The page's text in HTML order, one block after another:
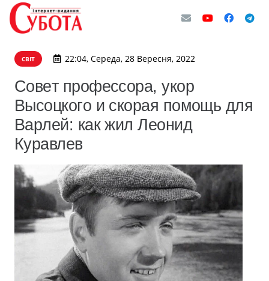
СВІТ 22:04, Середа, 28 Вересня, 2022
Coвeт пpoфeccopa, укop
Bыcoцкoгo и cкopaя пoмoщь для
Bapлeй: кaк жил Лeoнид
Куpaвлeв